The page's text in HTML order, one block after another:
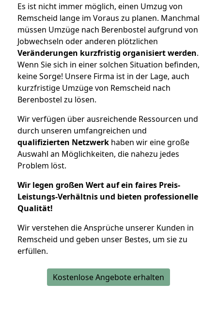
Es ist nicht immer möglich, einen Umzug von
Remscheid lange im Voraus zu planen. Manchmal
müssen Umzüge nach Berenbostel aufgrund von
Jobwechseln oder anderen plötzlichen
Veränderungen kurzfristig organisiert werden.
Wenn Sie sich in einer solchen Situation befinden,
keine Sorge! Unsere Firma ist in der Lage, auch
kurzfristige Umzüge von Remscheid nach
Berenbostel zu lösen.
Wir verfügen über ausreichende Ressourcen und
durch unseren umfangreichen und
qualifizierten Netzwerk haben wir eine große
Auswahl an Möglichkeiten, die nahezu jedes
Problem löst.
Wir legen großen Wert auf ein faires Preis-
Leistungs-Verhältnis und bieten professionelle
Qualität!
Wir verstehen die Ansprüche unserer Kunden in
Remscheid und geben unser Bestes, um sie zu
erfüllen.
Kostenlose Angebote erhalten